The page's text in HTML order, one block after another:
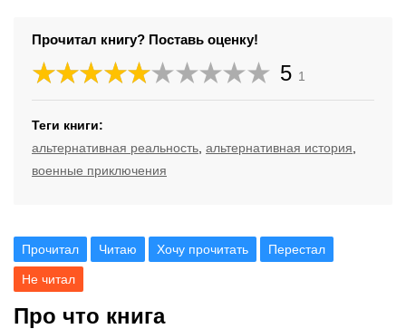
Прочитал книгу? Поставь оценку!
5 1
Теги книги:
альтернативная реальность альтернативная история
военные приключения
Прочитал Читаю Хочу прочитать Перестал
Не читал
Про что книга